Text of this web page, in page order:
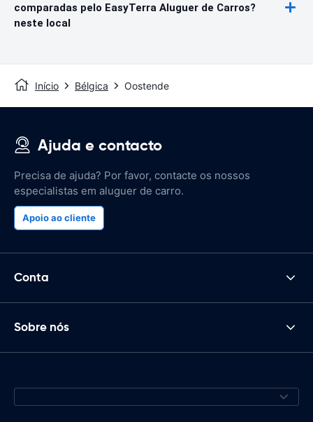
comparadas pelo EasyTerra Aluguer de Carros?
neste local
Início Bélgica Oostende
Ajuda e contacto
Precisa de ajuda? Por favor, contacte os nossos
especialistas em aluguer de carro.
Apoio ao cliente
Conta
Sobre nós